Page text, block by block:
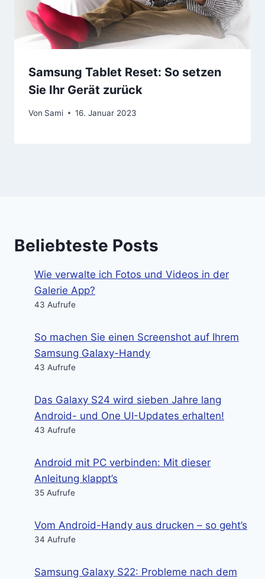
Samsung Tablet Reset: So setzen
Sie Ihr Gerät zurück
Von Sami 16. Januar 2023
Beliebteste Posts
Wie verwalte ich Fotos und Videos in der
Galerie App?
43 Aufrufe
So machen Sie einen Screenshot auf Ihrem
Samsung Galaxy-Handy
43 Aufrufe
Das Galaxy S24 wird sieben Jahre lang
Android- und One UI-Updates erhalten!
43 Aufrufe
Android mit PC verbinden: Mit dieser
Anleitung klappt’s
35 Aufrufe
Vom Android-Handy aus drucken – so geht’s
34 Aufrufe
Samsung Galaxy S22: Probleme nach dem